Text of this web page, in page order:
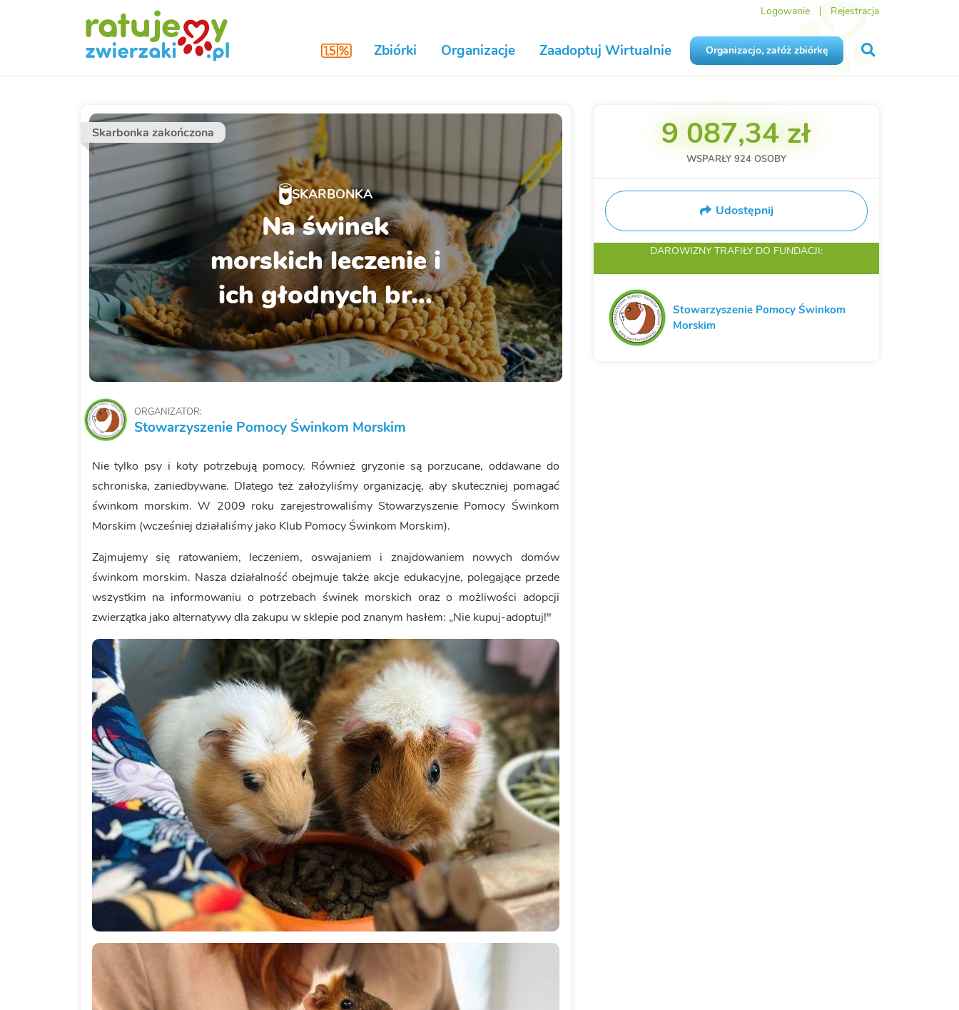
Logowanie Rejestracja
Zbiórki Organizacje Zaadoptuj Wirtualnie Organizacjo, załóż zbiórkę
Skarbonka zakończona
SKARBONKA
Na świnek
morskich leczenie i
ich głodnych br...
ORGANIZATOR:
Stowarzyszenie Pomocy Świnkom Morskim
Nie tylko psy i koty potrzebują pomocy. Również gryzonie są porzucane, oddawane do
schroniska, zaniedbywane. Dlatego też założyliśmy organizację, aby skuteczniej pomagać
świnkom morskim. W 2009 roku zarejestrowaliśmy Stowarzyszenie Pomocy Świnkom
Morskim (wcześniej działaliśmy jako Klub Pomocy Świnkom Morskim).
Zajmujemy się ratowaniem, leczeniem, oswajaniem i znajdowaniem nowych domów
świnkom morskim. Nasza działalność obejmuje także akcje edukacyjne, polegające przede
wszystkim na informowaniu o potrzebach świnek morskich oraz o możliwości adopcji
zwierzątka jako alternatywy dla zakupu w sklepie pod znanym hasłem: „Nie kupuj-adoptuj!"
9 087,34 zł
WSPARŁY 924OSOBY
Udostępnij
DAROWIZNY TRAFIŁY DO FUNDACJI:
Stowarzyszenie Pomocy Świnkom
Morskim